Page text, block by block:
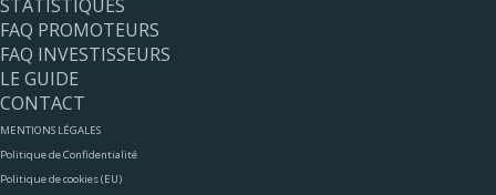
STATISTIQUES
FAQ PROMOTEURS
FAQ INVESTISSEURS
LE GUIDE
CONTACT
MENTIONS LÉGALES
Politique de Confidentialité
Politique de cookies (EU)